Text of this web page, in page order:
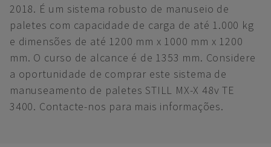
2018. É um sistema robusto de manuseio de
paletes com capacidade de carga de até 1.000 kg
e dimensões de até 1200 mm x 1000 mm x 1200
mm. O curso de alcance é de 1353 mm. Considere
a oportunidade de comprar este sistema de
manuseamento de paletes STILL MX-X 48v TE
3400. Contacte-nos para mais informações.